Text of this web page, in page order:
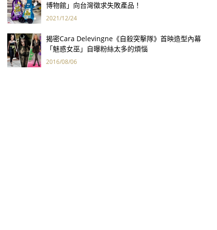
博物館」向台灣徵求失敗產品！
2021/12/24
揭密Cara Delevingne《自殺突擊隊》首映造型內幕
「魅惑女巫」自曝粉絲太多的煩惱
2016/08/06